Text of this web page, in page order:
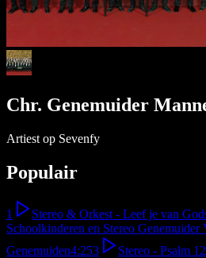
Chr. Genemuider
Artiest op Sevenfy
Populair
1 Stereo & Orkest - Leef je van
Schoolkinderen en Stereo
Genemuiden4:253 Stereo - Psalm